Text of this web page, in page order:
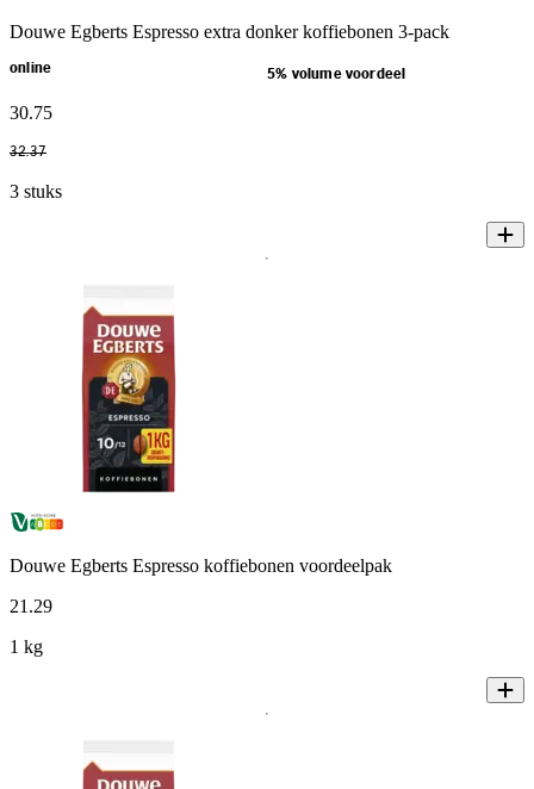
Douwe Egberts Espresso extra donker koffiebonen 3-pack
online 5% volume voordeel
30.75
32.37
3 stuks
Douwe Egberts Espresso koffiebonen voordeelpak
21 .29
1 kg